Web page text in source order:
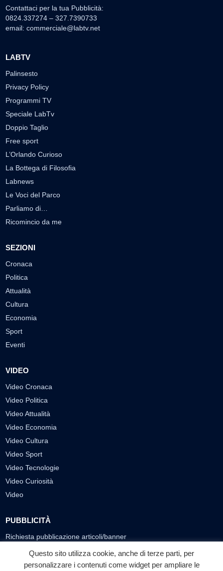
Contattaci per la tua Pubblicità:
0824.337274 – 327.7390733
email: commerciale@labtv.net
LABTV
Palinsesto
Privacy Policy
Programmi TV
Speciale LabTv
Doppio Taglio
Free sport
L’Orlando Curioso
La Bottega di Filosofia
Labnews
Le Voci del Parco
Parliamo di…
Ricomincio da me
SEZIONI
Cronaca
Politica
Attualità
Cultura
Economia
Sport
Eventi
VIDEO
Video Cronaca
Video Politica
Video Attualità
Video Economia
Video Cultura
Video Sport
Video Tecnologie
Video Curiosità
Video
PUBBLICITÀ
Richiesta pubblicazione articoli/banner
SEGUICI SUI SOCIAL
Questo sito utilizza cookie, anche di terze parti, per
personalizzare i contenuti come widget per ampliare le